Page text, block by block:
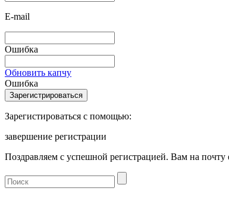
E-mail
Ошибка
Обновить капчу
Ошибка
Зарегистироваться с помощью:
завершение регистрации
Поздравляем с успешной регистрацией. Вам на